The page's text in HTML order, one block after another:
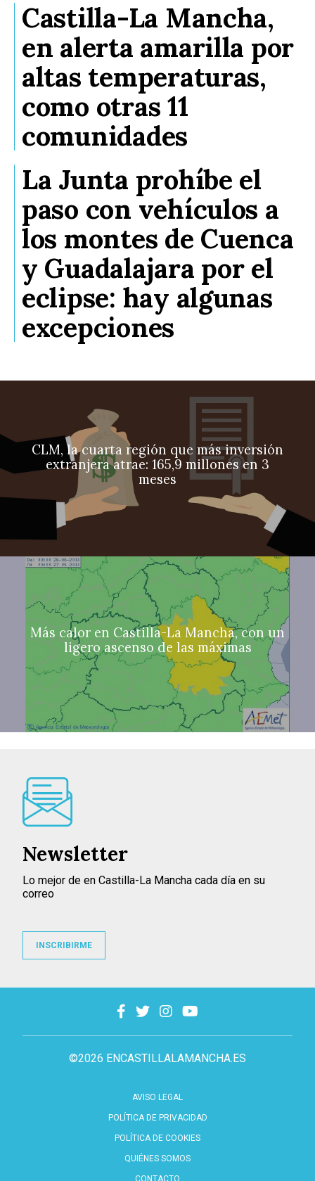
Castilla-La Mancha,
en alerta amarilla por
altas temperaturas,
como otras 11
comunidades
La Junta prohíbe el
paso con vehículos a
los montes de Cuenca
y Guadalajara por el
eclipse: hay algunas
excepciones
CLM, la cuarta región que más inversión
extranjera atrae: 165,9 millones en 3
meses
Más calor en Castilla-La Mancha, con un
ligero ascenso de las máximas
©2026 ENCASTILLALAMANCHA.ES
AVISO LEGAL
POLÍTICA DE PRIVACIDAD
POLÍTICA DE COOKIES
QUIÉNES SOMOS
CONTACTO
Newsletter
Lo mejor de en Castilla-La Mancha cada día en su
correo
INSCRIBIRME